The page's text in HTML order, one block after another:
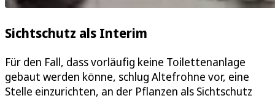
Sichtschutz als Interim
Für den Fall, dass vorläufig keine Toilettenanlage
gebaut werden könne, schlug Altefrohne vor, eine
Stelle einzurichten, an der Pflanzen als Sichtschutz